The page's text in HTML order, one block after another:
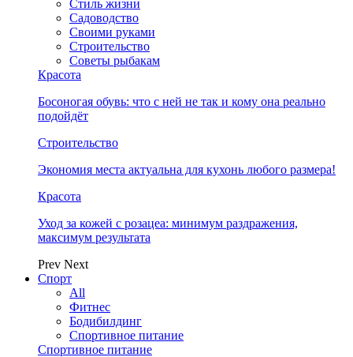
Стиль жизни
Садоводство
Своими руками
Строительство
Советы рыбакам
Красота
Босоногая обувь: что с ней не так и кому она реально
подойдёт
Строительство
Экономия места актуальна для кухонь любого размера!
Красота
Уход за кожей с розацеа: минимум раздражения,
максимум результата
Prev Next
Спорт
All
Фитнес
Бодибилдинг
Спортивное питание
Спортивное питание